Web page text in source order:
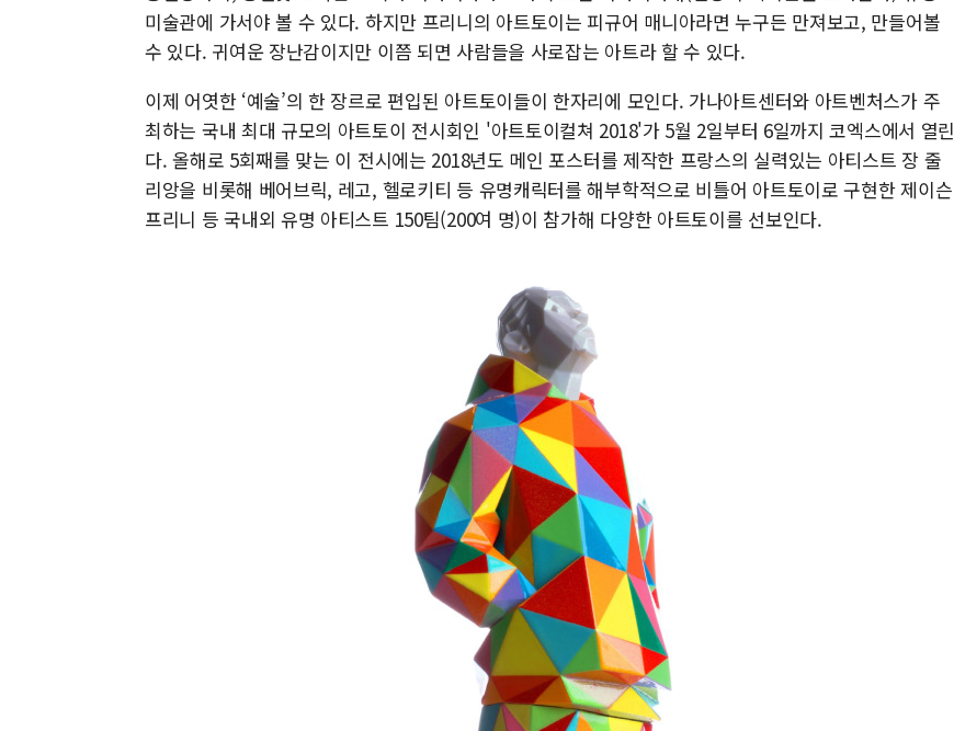
미술관에 가서야 볼 수 있다. 하지만 프리니의 아트토이는 피규어 매니아라면 누구든 만져보고, 만들어볼
수 있다. 귀여운 장난감이지만 이쯤 되면 사람들을 사로잡는 아트라 할 수 있다.
이제 어엿한 ‘예술’의 한 장르로 편입된 아트토이들이 한자리에 모인다. 가나아트센터와 아트벤처스가 주
최하는 국내 최대 규모의 아트토이 전시회인 '아트토이컬쳐 2018'가 5월 2일부터 6일까지 코엑스에서 열린
다. 올해로 5회째를 맞는 이 전시에는 2018년도 메인 포스터를 제작한 프랑스의 실력있는 아티스트 장 줄
리앙을 비롯해 베어브릭, 레고, 헬로키티 등 유명캐릭터를 해부학적으로 비틀어 아트토이로 구현한 제이슨
프리니 등 국내외 유명 아티스트 150팀(200여 명)이 참가해 다양한 아트토이를 선보인다.